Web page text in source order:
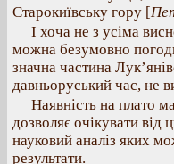
Старокиївську гору [
І хоча не з усіма
можна безумовно
значна частина
давньоруський час, не
Наявність на плато
дозволяє очікувати від
науковий аналіз яких
результати.